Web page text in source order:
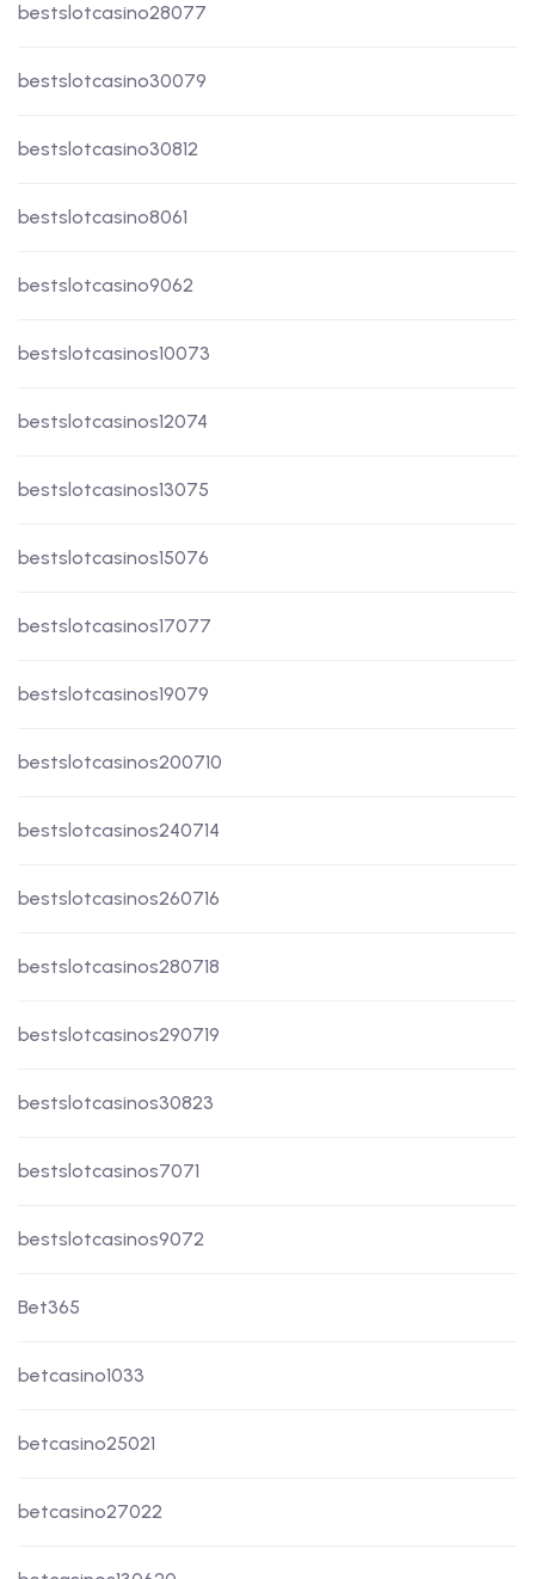
bestslotcasino28077
bestslotcasino30079
bestslotcasino30812
bestslotcasino8061
bestslotcasino9062
bestslotcasinos10073
bestslotcasinos12074
bestslotcasinos13075
bestslotcasinos15076
bestslotcasinos17077
bestslotcasinos19079
bestslotcasinos200710
bestslotcasinos240714
bestslotcasinos260716
bestslotcasinos280718
bestslotcasinos290719
bestslotcasinos30823
bestslotcasinos7071
bestslotcasinos9072
Bet365
betcasino1033
betcasino25021
betcasino27022